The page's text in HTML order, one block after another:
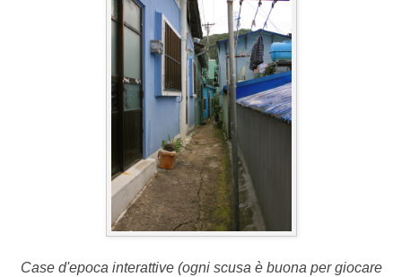
Case d'epoca interattive (ogni scusa è buona per giocare